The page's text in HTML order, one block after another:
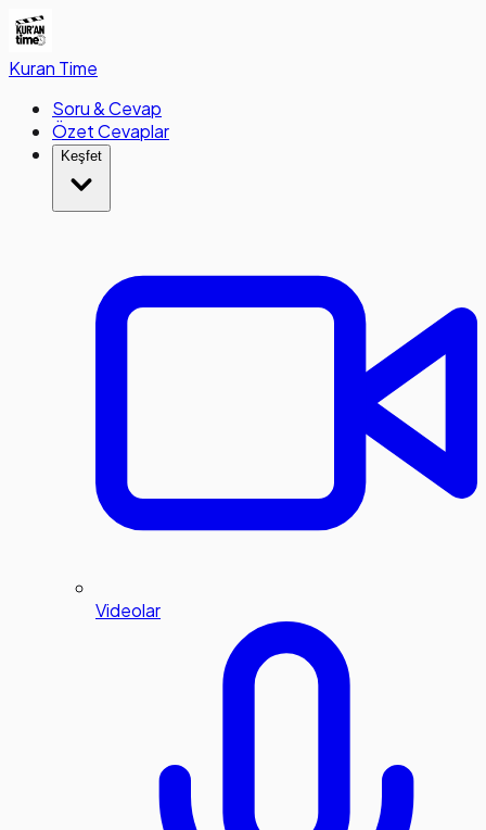
Kuran Time
Soru & Cevap
Özet Cevaplar
Keşfet
Videolar